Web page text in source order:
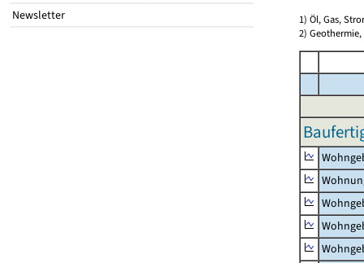
Newsletter
1) Öl, Gas,
2)